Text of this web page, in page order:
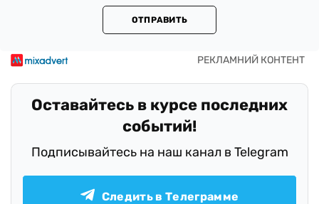
ОТПРАВИТЬ
Оставайтесь в курсе последних
событий!
Подписывайтесь на наш канал в Telegram
Следить в Телеграмме